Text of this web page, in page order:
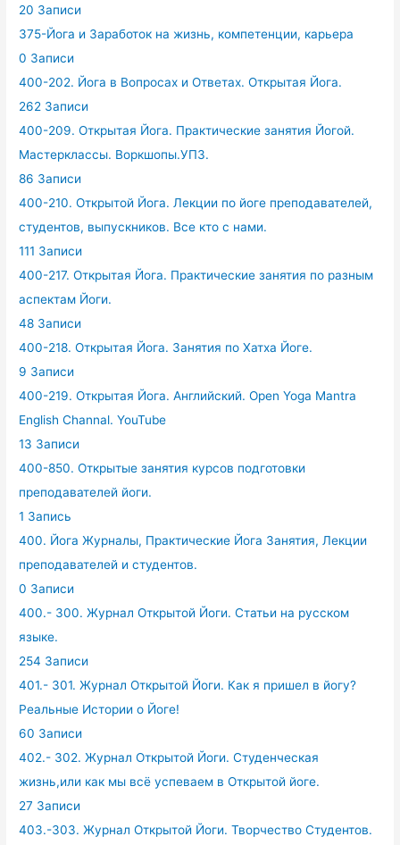
20 Записи
375-Йога и Заработок на жизнь, компетенции, карьера
0 Записи
400-202. Йога в Вопросах и Ответах. Открытая Йога.
262 Записи
400-209. Открытая Йога. Практические занятия Йогой.
Мастерклассы. Воркшопы.УПЗ.
86 Записи
400-210. Открытой Йога. Лекции по йоге преподавателей,
студентов, выпускников. Все кто с нами.
111 Записи
400-217. Открытая Йога. Практические занятия по разным
аспектам Йоги.
48 Записи
400-218. Открытая Йога. Занятия по Хатха Йоге.
9 Записи
400-219. Открытая Йога. Английский. Open Yoga Mantra
English Channal. YouTube
13 Записи
400-850. Открытые занятия курсов подготовки
преподавателей йоги.
1 Запись
400. Йога Журналы, Практические Йога Занятия, Лекции
преподавателей и студентов.
0 Записи
400.- 300. Журнал Открытой Йоги. Статьи на русском
языке.
254 Записи
401.- 301. Журнал Открытой Йоги. Как я пришел в йогу?
Реальные Истории о Йоге!
60 Записи
402.- 302. Журнал Открытой Йоги. Студенческая
жизнь,или как мы всё успеваем в Открытой йоге.
27 Записи
403.-303. Журнал Открытой Йоги. Творчество Студентов.